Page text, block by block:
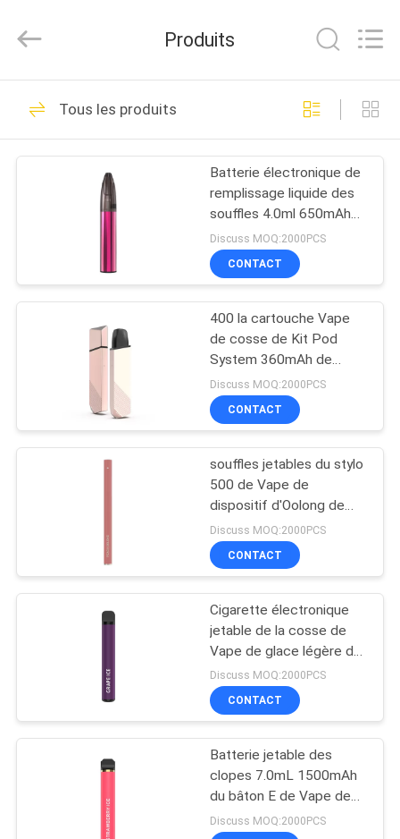
MAISON
PRODUITS
SUJET
D'USINE
DEMANDEZ
CITATION
PLAN
Vape
Supplier.
2021
Shenzhen
Technology Bâton jetable de
Vape
80
Stylo jetable de
Vape
34
Dispositif jetable de
cosse de Vape
Vape plat jetable
Pen Pod
Produits
Tous les produits
Batterie électronique de
remplissage liquide des
souffles 4.0ml 650mAh
de la cigarette 5000 d'E
Discuss MOQ:2000PCS
CONTACT
400 la cartouche Vape
de cosse de Kit Pod
System 360mAh de
démarreur de souffles
parquent la bobine
1.2ohm
Discuss MOQ:2000PCS
CONTACT
souffles jetables du stylo
500 de Vape de
dispositif d'Oolong de
pêche de 1.3ml 280mAh
Discuss MOQ:2000PCS
CONTACT
Cigarette électronique
jetable de la cosse de
Vape de glace légère de
raisin/400mah 500puffs
Discuss MOQ:2000PCS
CONTACT
Batterie jetable des
clopes 7.0mL 1500mAh
du bâton E de Vape de
PC d'acier inoxydable
Discuss MOQ:2000PCS